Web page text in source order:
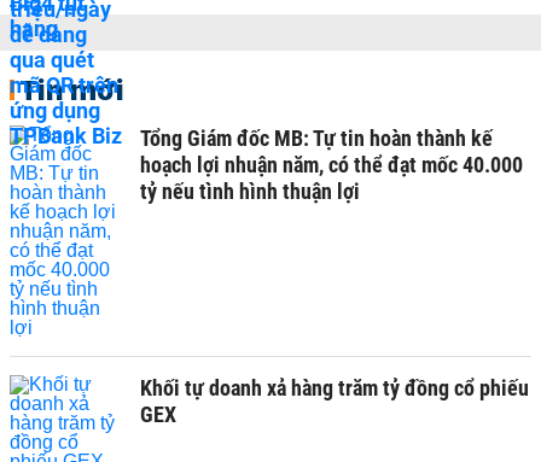
Tin mới
Tổng Giám đốc MB: Tự tin hoàn thành kế
hoạch lợi nhuận năm, có thể đạt mốc 40.000
tỷ nếu tình hình thuận lợi
Khối tự doanh xả hàng trăm tỷ đồng cổ phiếu
GEX